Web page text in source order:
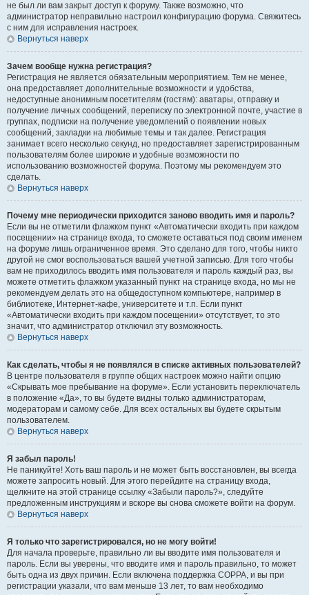
не был ли вам закрыт доступ к форуму. Также возможно, что
администратор неправильно настроил конфигурацию форума. Свяжитесь
с ним для исправления настроек.
Вернуться наверх
Зачем вообще нужна регистрация?
Регистрация не является обязательным мероприятием. Тем не менее,
она предоставляет дополнительные возможности и удобства,
недоступные анонимным посетителям (гостям): аватары, отправку и
получение личных сообщений, переписку по электронной почте, участие в
группах, подписки на получение уведомлений о появлении новых
сообщений, закладки на любимые темы и так далее. Регистрация
занимает всего несколько секунд, но предоставляет зарегистрированным
пользователям более широкие и удобные возможности по
использованию возможностей форума. Поэтому мы рекомендуем это
сделать.
Вернуться наверх
Почему мне периодически приходится заново вводить имя и пароль?
Если вы не отметили флажком пункт «Автоматически входить при каждом
посещении» на странице входа, то сможете оставаться под своим именем
на форуме лишь ограниченное время. Это сделано для того, чтобы никто
другой не смог воспользоваться вашей учетной записью. Для того чтобы
вам не приходилось вводить имя пользователя и пароль каждый раз, вы
можете отметить флажком указанный пункт на странице входа, но мы не
рекомендуем делать это на общедоступном компьютере, например в
библиотеке, Интернет-кафе, университете и т.п. Если пункт
«Автоматически входить при каждом посещении» отсутствует, то это
значит, что администратор отключил эту возможность.
Вернуться наверх
Как сделать, чтобы я не появлялся в списке активных пользователей?
В центре пользователя в группе общих настроек можно найти опцию
«Скрывать мое пребывание на форуме». Если установить переключатель
в положение «Да», то вы будете видны только администраторам,
модераторам и самому себе. Для всех остальных вы будете скрытым
пользователем.
Вернуться наверх
Я забыл пароль!
Не паникуйте! Хоть ваш пароль и не может быть восстановлен, вы всегда
можете запросить новый. Для этого перейдите на страницу входа,
щелкните на этой странице ссылку «Забыли пароль?», следуйте
предложенным инструкциям и вскоре вы снова сможете войти на форум.
Вернуться наверх
Я только что зарегистрировался, но не могу войти!
Для начала проверьте, правильно ли вы вводите имя пользователя и
пароль. Если вы уверены, что вводите имя и пароль правильно, то может
быть одна из двух причин. Если включена поддержка COPPA, и вы при
регистрации указали, что вам меньше 13 лет, то вам необходимо